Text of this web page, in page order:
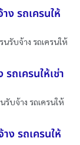
ง รถเครนให้
นรับจ้าง รถเครนให้
ถเครนให้เช่า
รับจ้าง รถเครนให้
ง รถเครนให้